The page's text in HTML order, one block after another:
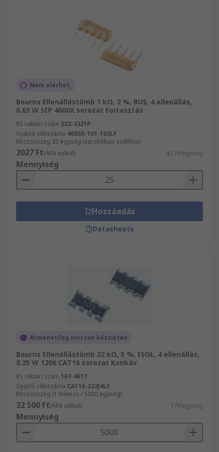
Nem elérhet_
Bourns Ellenállástömb 1 kΩ, 2 %, BUS, 4 ellenállás,
0.63 W SIP 4600X sorozat Forrasztás
RS raktári szám 522-3321P
Gyártó cikkszáma 4605X-101-102LF
Részösszeg 25 egység (zacskóban szállítva)
2027 Ft(ÁFA nélkül) 81 Ft/egység
Mennyiség
Hozzáadás
Datasheets
Átmenetileg nincsen készleten
Bourns Ellenállástömb 22 kΩ, 5 %, ISOL, 4 ellenállás,
0.25 W 1206 CAT16 sorozat Konkáv
RS raktári szám 167-4617
Gyártó cikkszáma CAT16-223J4LF
Részösszeg (1 tekercs / 5000 egység)
32 500 Ft(ÁFA nélkül) 7 Ft/egység
Mennyiség